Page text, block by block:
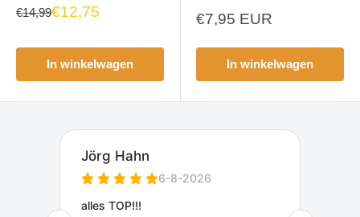
€14,99€12,75
In winkelwagen
Aanbiedingsprijs
€7,95 EUR
In winkelwagen